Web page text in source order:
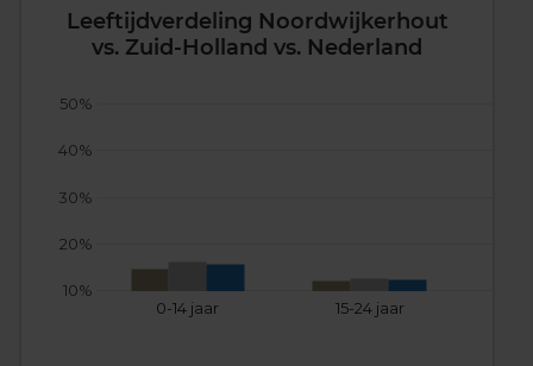
Leeftijdverdeling Noordwijkerhout
vs. Zuid-Holland vs. Nederland
0-14 jaar 15-24 jaar
10%
20%
30%
40%
50%